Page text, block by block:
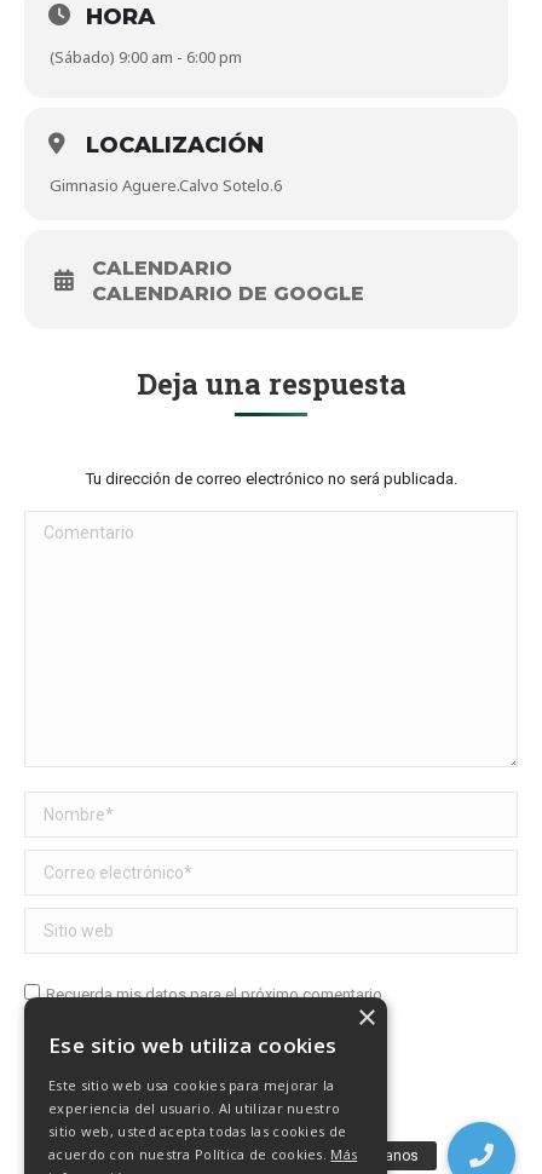
HORA
(Sábado) 9:00 am - 6:00 pm
LOCALIZACIÓN
Gimnasio Aguere.Calvo Sotelo.6
CALENDARIO
CALENDARIO DE GOOGLE
Deja una respuesta
Tu dirección de correo electrónico no será publicada.
Comentario
Nombre *
Correo electrónico *
Sitio web
Recuerda mis datos para el próximo comentario
Publicar comentario
Ese sitio web utiliza cookies
Este sitio web usa cookies para mejorar la
experiencia del usuario. Al utilizar nuestro
sitio web, usted acepta todas las cookies de
acuerdo con nuestra Política de cookies. Más
×